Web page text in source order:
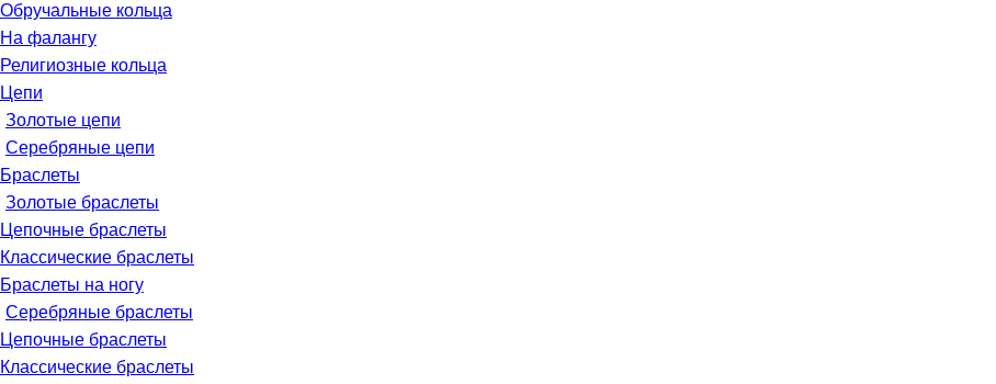
Обручальные кольца
На фалангу
Религиозные кольца
Цепи
Золотые цепи
Серебряные цепи
Браслеты
Золотые браслеты
Цепочные браслеты
Классические браслеты
Браслеты на ногу
Серебряные браслеты
Цепочные браслеты
Классические браслеты